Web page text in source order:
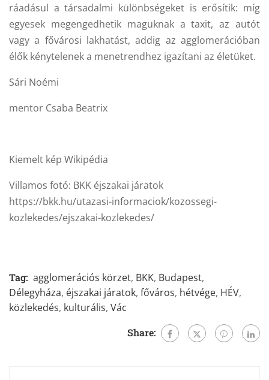
ráadásul a társadalmi különbségeket is erősítik: míg
egyesek megengedhetik maguknak a taxit, az autót
vagy a fővárosi lakhatást, addig az agglomerációban
élők kénytelenek a menetrendhez igazítani az életüket.
Sári Noémi
mentor Csaba Beatrix
Kiemelt kép Wikipédia
Villamos fotó: BKK éjszakai járatok
https://bkk.hu/utazasi-informaciok/kozossegi-
kozlekedes/ejszakai-kozlekedes/
Tag: agglomerációs körzet, BKK, Budapest,
Délegyháza, éjszakai járatok, főváros, hétvége, HÉV,
közlekedés, kulturális, Vác
Share: